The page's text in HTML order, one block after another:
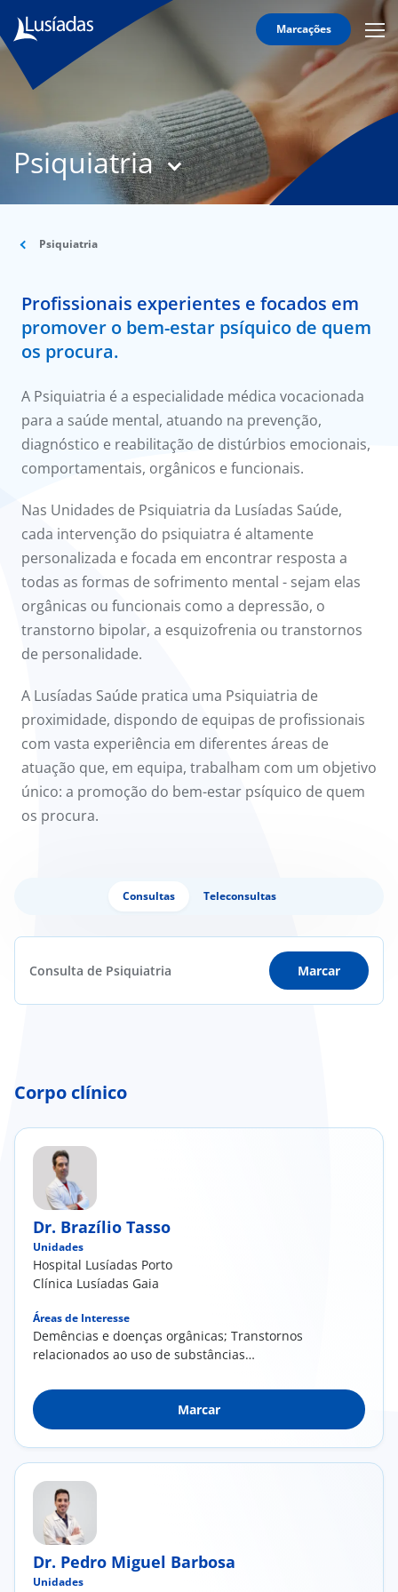
Marcações
Icon
Lusíadas
Hospitais
e
Clínico
Acordos
Sport
a nós
Psiquiatria
Psiquiatria
Profissionais experientes e focados em
promover o bem-estar psíquico de quem
os procura.
A Psiquiatria é a especialidade médica vocacionada
para a saúde mental, atuando na prevenção,
diagnóstico e reabilitação de distúrbios emocionais,
comportamentais, orgânicos e funcionais.
Nas Unidades de Psiquiatria da Lusíadas Saúde,
cada intervenção do psiquiatra é altamente
personalizada e focada em encontrar resposta a
todas as formas de sofrimento mental - sejam elas
orgânicas ou funcionais como a depressão, o
transtorno bipolar, a esquizofrenia ou transtornos
de personalidade.
A Lusíadas Saúde pratica uma Psiquiatria de
proximidade, dispondo de equipas de profissionais
com vasta experiência em diferentes áreas de
atuação que, em equipa, trabalham com um objetivo
único: a promoção do bem-estar psíquico de quem
os procura.
Consultas Teleconsultas
Consulta de Psiquiatria Marcar
Corpo clínico
Dr. Brazílio Tasso
Unidades
Hospital Lusíadas Porto
Clínica Lusíadas Gaia
Áreas de Interesse
Demências e doenças orgânicas; Transtornos
relacionados ao uso de substâncias
Desordem Bipolar; Ansiedade, fobias,
obsessões e compulsões, stress; Desordens
relacionadas ao puerpério; Transtornos
alimentares; Distúrbios do sono
Marcar
Dr. Pedro Miguel Barbosa
Unidades